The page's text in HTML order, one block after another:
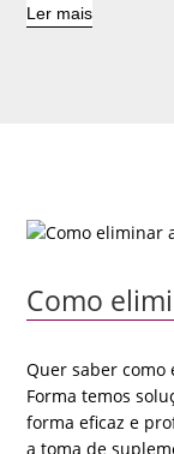
Ler mais
Como
Quer saber como
Forma temos
forma eficaz e
a toma de